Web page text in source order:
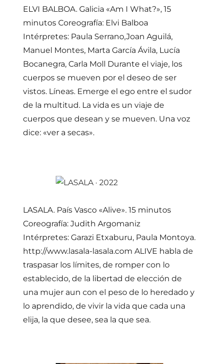
ELVI BALBOA. Galicia «Am I What?», 15
minutos Coreografía: Elvi Balboa
Intérpretes: Paula Serrano,Joan Aguilá,
Manuel Montes, Marta García Ávila, Lucía
Bocanegra, Carla Moll Durante el viaje, los
cuerpos se mueven por el deseo de ser
vistos. Líneas. Emerge el ego entre el sudor
de la multitud. La vida es un viaje de
cuerpos que desean y se mueven. Una voz
dice: «ver a secas».
LASALA. País Vasco «Alive». 15 minutos
Coreografía: Judith Argomaniz
Intérpretes: Garazi Etxaburu, Paula Montoya.
http://www.lasala-lasala.com ALIVE habla de
traspasar los límites, de romper con lo
establecido, de la libertad de elección de
una mujer aun con el peso de lo heredado y
lo aprendido, de vivir la vida que cada una
elija, la que desee, sea la que sea.